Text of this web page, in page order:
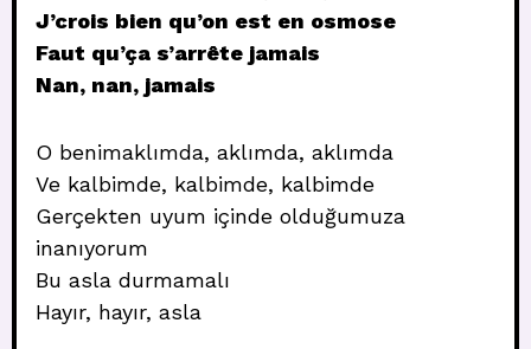
J’crois bien qu’on est en osmose
Faut qu’ça s’arrête jamais
Nan, nan, jamais
O benimaklımda, aklımda, aklımda
Ve kalbimde, kalbimde, kalbimde
Gerçekten uyum içinde olduğumuza
inanıyorum
Bu asla durmamalı
Hayır, hayır, asla